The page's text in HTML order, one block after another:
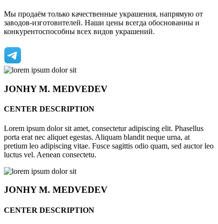
Мы продаём только качественные украшения, напрямую от
заводов-изготовителей. Наши цены всегда обоснованны и
конкурентоспособны всех видов украшений.
JONHYM. MEDVEDEV
CENTER DESCRIPTION
Lorem ipsum dolor sit amet, consectetur adipiscing elit. Phasellus
porta erat nec aliquet egestas. Aliquam blandit neque urna, at
pretium leo adipiscing vitae. Fusce sagittis odio quam, sed auctor leo
luctus vel. Aenean consectetu.
JONHYM. MEDVEDEV
CENTER DESCRIPTION